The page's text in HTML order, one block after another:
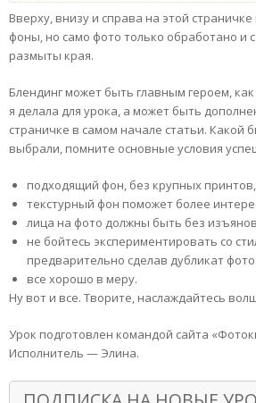
Вверху, внизу и справа на этой
фоны, но само фото только обработано и
размыты края.
Блендинг может быть главным героем,
я делала для урока, а может быть
страничке в самом начале статьи. Какой
выбрали, помните основные условия
подходящий фон, без крупных
текстурный фон поможет более
лица на фото должны быть без
не бойтесь экспериментировать со
предварительно сделав дубликат фото
все хорошо в меру.
Ну вот и все. Творите, наслаждайтесь
Урок подготовлен командой сайта
Исполнитель — Элина.